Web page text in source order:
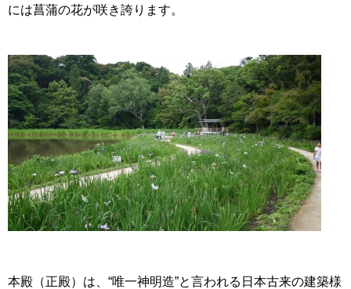
には菖蒲の花が咲き誇ります。
本殿（正殿）は、“唯一神明造”と言われる日本古来の建築様